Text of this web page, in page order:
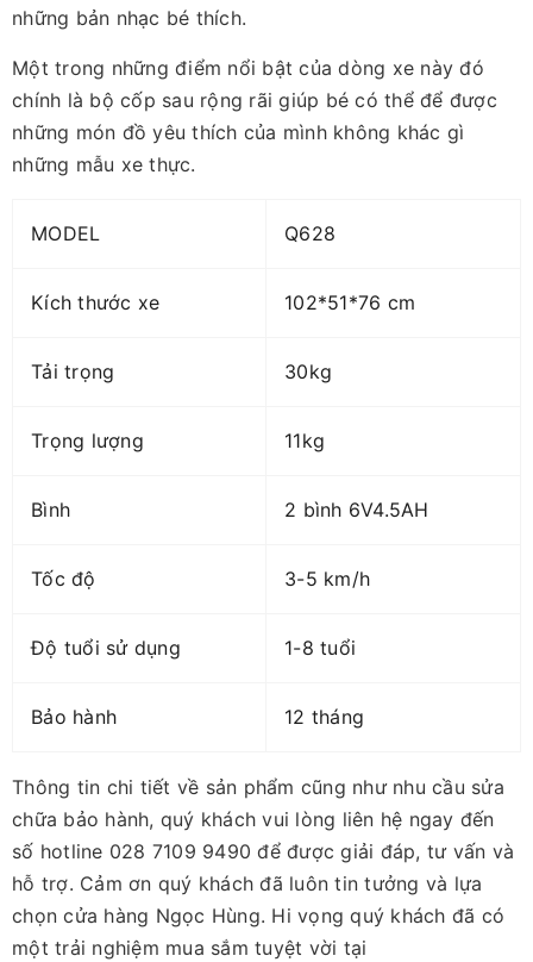
những bản nhạc bé thích.
Một trong những điểm nổi bật của dòng xe này đó
chính là bộ cốp sau rộng rãi giúp bé có thể để được
những món đồ yêu thích của mình không khác gì
những mẫu xe thực.
MODEL Q628
Kích thước xe 102*51*76 cm
Tải trọng 30kg
Trọng lượng 11kg
Bình 2 bình 6V4.5AH
Tốc độ 3-5 km/h
Độ tuổi sử dụng 1-8 tuổi
Bảo hành 12 tháng
Thông tin chi tiết về sản phẩm cũng như nhu cầu sửa
chữa bảo hành, quý khách vui lòng liên hệ ngay đến
số hotline 028 7109 9490 để được giải đáp, tư vấn và
hỗ trợ. Cảm ơn quý khách đã luôn tin tưởng và lựa
chọn cửa hàng Ngọc Hùng. Hi vọng quý khách đã có
một trải nghiệm mua sắm tuyệt vời tại